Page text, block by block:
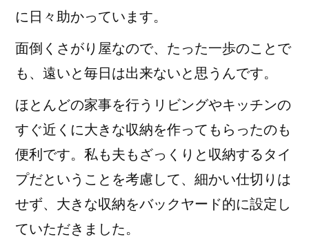
に日々助かっています。
面倒くさがり屋なので、たった一歩のことで
も、遠いと毎日は出来ないと思うんです。
ほとんどの家事を行うリビングやキッチンの
すぐ近くに大きな収納を作ってもらったのも
便利です。私も夫もざっくりと収納するタイ
プだということを考慮して、細かい仕切りは
せず、大きな収納をバックヤード的に設定し
ていただきました。